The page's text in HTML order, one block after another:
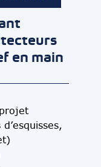
en main